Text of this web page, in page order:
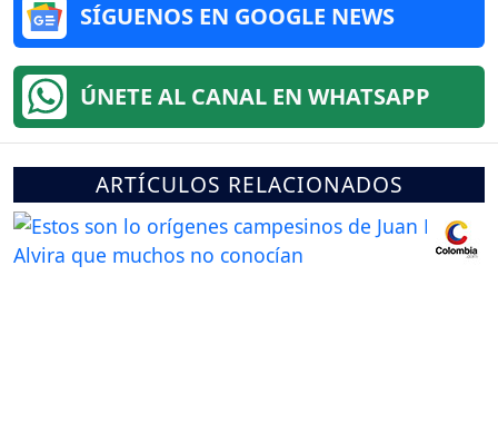
SÍGUENOS EN GOOGLE NEWS
ÚNETE AL CANAL EN WHATSAPP
ARTÍCULOS RELACIONADOS